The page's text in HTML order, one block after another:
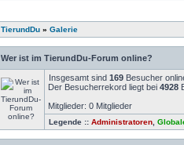
TierundDu »Galerie
Wer ist im TierundDu-Forum online?
Insgesamt sind169 Besucher
Der Besucherrekord liegt bei4928
Mitglieder: 0 Mitglieder
Legende ::Administratoren ,